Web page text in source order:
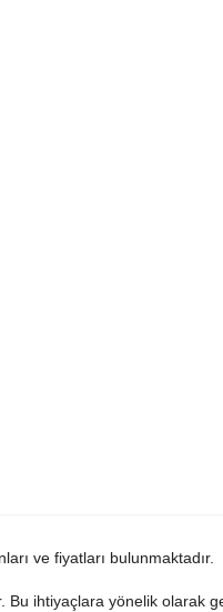
ve fiyatları bulunmaktadır.
Bu ihtiyaçlara yönelik olarak